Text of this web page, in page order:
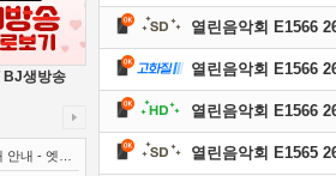
BJ생방송
내 - 엣지
열린음악회 E1566
열린음악회 E1566
열린음악회 E1566
열린음악회 E1565